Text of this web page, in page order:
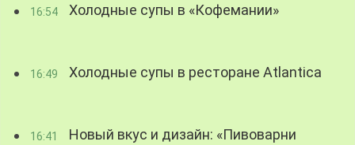
16:54 Холодные супы в «Кофемании»
16:49 Холодные супы в ресторане Atlantica
16:41
Новый вкус и дизайн: «Пивоварни